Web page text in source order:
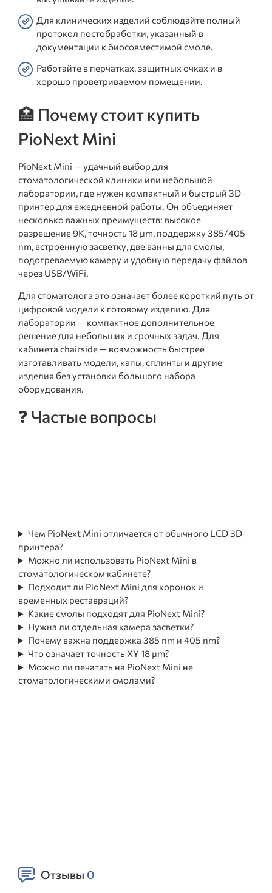
Для клинических изделий соблюдайте полный
протокол постобработки, указанный в
документации к биосовместимой смоле.
Работайте в перчатках, защитных очках и в
хорошо проветриваемом помещении.
🏥 Почему стоит купить
PioNext Mini
PioNext Mini — удачный выбор для
стоматологической клиники или небольшой
лаборатории, где нужен компактный и быстрый 3D-
принтер для ежедневной работы. Он объединяет
несколько важных преимуществ: высокое
разрешение 9K, точность 18 μm, поддержку 385/405
nm, встроенную засветку, две ванны для смолы,
подогреваемую камеру и удобную передачу файлов
через USB/WiFi.
Для стоматолога это означает более короткий путь от
цифровой модели к готовому изделию. Для
лаборатории — компактное дополнительное
решение для небольших и срочных задач. Для
кабинета chairside — возможность быстрее
изготавливать модели, капы, сплинты и другие
изделия без установки большого набора
оборудования.
❓ Частые вопросы
Чем PioNext Mini отличается от обычного LCD 3D-
принтера?
Можно ли использовать PioNext Mini в
стоматологическом кабинете?
Подходит ли PioNext Mini для коронок и
временных реставраций?
Какие смолы подходят для PioNext Mini?
Нужна ли отдельная камера засветки?
Почему важна поддержка 385 nm и 405 nm?
Что означает точность XY 18 μm?
Можно ли печатать на PioNext Mini не
стоматологическими смолами?
Отзывы 0